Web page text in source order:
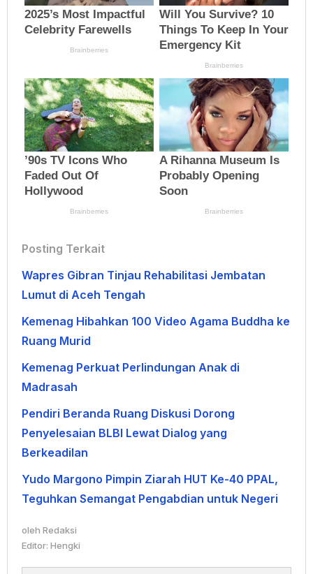
Posting Terkait
Wapres Gibran Tinjau Rehabilitasi Jembatan
Lumut di Aceh Tengah
Kemenag Hibahkan 100 Video Agama Buddha ke
Ruang Murid
Kemenag Perkuat Perlindungan Anak di
Madrasah
Pendiri Beranda Ruang Diskusi Dorong
Penyelesaian BLBI Lewat Dialog yang
Berkeadilan
Yudo Margono Pimpin Ziarah HUT Ke-40 PPAL,
Teguhkan Semangat Pengabdian untuk Negeri
oleh Redaksi
Editor: Hengki